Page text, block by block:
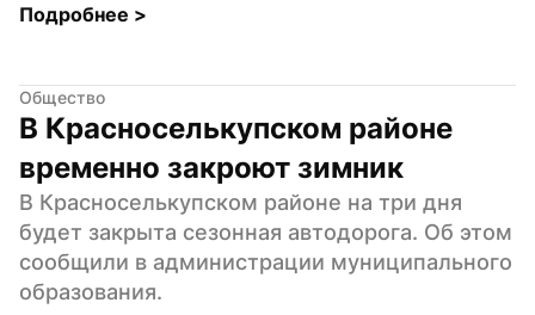
Подробнее >
Общество
В Красноселькупском районе
временно закроют зимник
В Красноселькупском районе на три дня
будет закрыта сезонная автодорога. Об этом
сообщили в администрации муниципального
образования.